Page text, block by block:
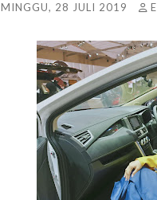
MINGGU, 28 JULI 2019